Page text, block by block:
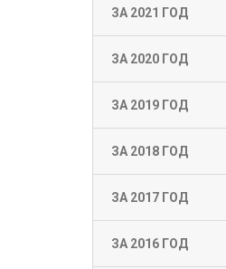
ЗА 2021 ГОД
ЗА 2020 ГОД
ЗА 2019 ГОД
ЗА 2018 ГОД
ЗА 2017 ГОД
ЗА 2016 ГОД